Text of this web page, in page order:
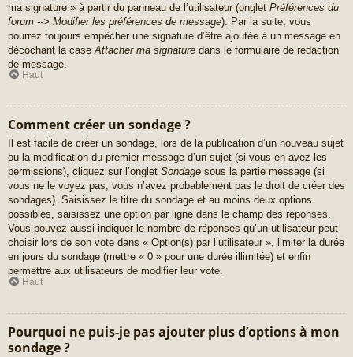
ma signature » à partir du panneau de l’utilisateur (onglet Préférences du
forum --> Modifier les préférences de message). Par la suite, vous
pourrez toujours empêcher une signature d’être ajoutée à un message en
décochant la case Attacher ma signature dans le formulaire de rédaction
de message.
Haut
Comment créer un sondage ?
Il est facile de créer un sondage, lors de la publication d’un nouveau sujet
ou la modification du premier message d’un sujet (si vous en avez les
permissions), cliquez sur l’onglet Sondage sous la partie message (si
vous ne le voyez pas, vous n’avez probablement pas le droit de créer des
sondages). Saisissez le titre du sondage et au moins deux options
possibles, saisissez une option par ligne dans le champ des réponses.
Vous pouvez aussi indiquer le nombre de réponses qu’un utilisateur peut
choisir lors de son vote dans « Option(s) par l’utilisateur », limiter la durée
en jours du sondage (mettre « 0 » pour une durée illimitée) et enfin
permettre aux utilisateurs de modifier leur vote.
Haut
Pourquoi ne puis-je pas ajouter plus d’options à mon
sondage ?